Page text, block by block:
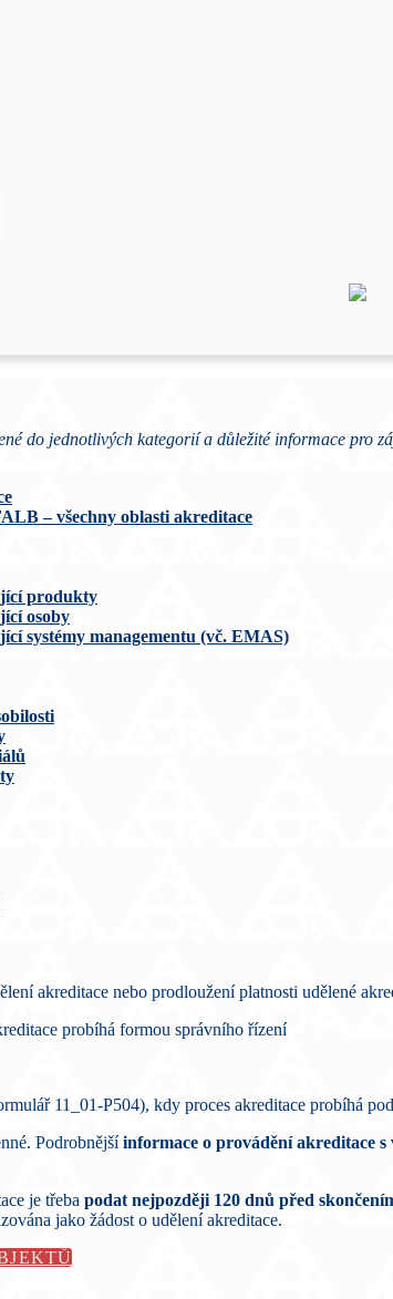
do jednotlivých kategorií a důležité informace pro
– všechny oblasti akreditace
produkty
osoby
systémy managementu (vč. EMAS)
akreditace nebo prodloužení platnosti udělené
probíhá formou správního řízení
11_01-P504), kdy proces akreditace probíhá
Podrobnějšíinformace o provádění akreditace
je třeba podat nejpozději 120 dnů před
jako žádost o udělení akreditace.